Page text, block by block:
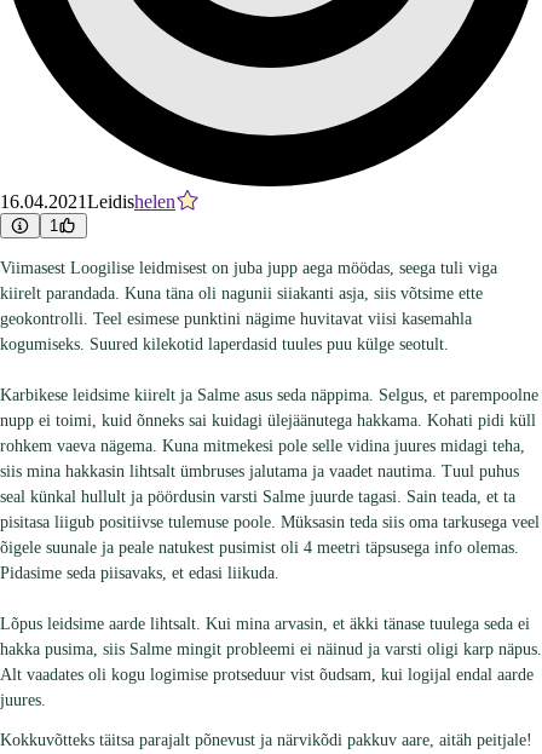
16.04.2021Leidishelen
1
Viimasest Loogilise leidmisest on juba jupp aega möödas, seega tuli viga
kiirelt parandada. Kuna täna oli nagunii siiakanti asja, siis võtsime ette
geokontrolli. Teel esimese punktini nägime huvitavat viisi kasemahla
kogumiseks. Suured kilekotid laperdasid tuules puu külge seotult.
Karbikese leidsime kiirelt ja Salme asus seda näppima. Selgus, et parempoolne
nupp ei toimi, kuid õnneks sai kuidagi ülejäänutega hakkama. Kohati pidi küll
rohkem vaeva nägema. Kuna mitmekesi pole selle vidina juures midagi teha,
siis mina hakkasin lihtsalt ümbruses jalutama ja vaadet nautima. Tuul puhus
seal künkal hullult ja pöördusin varsti Salme juurde tagasi. Sain teada, et ta
pisitasa liigub positiivse tulemuse poole. Müksasin teda siis oma tarkusega veel
õigele suunale ja peale natukest pusimist oli 4 meetri täpsusega info olemas.
Pidasime seda piisavaks, et edasi liikuda.
Lõpus leidsime aarde lihtsalt. Kui mina arvasin, et äkki tänase tuulega seda ei
hakka pusima, siis Salme mingit probleemi ei näinud ja varsti oligi karp näpus.
Alt vaadates oli kogu logimise protseduur vist õudsam, kui logijal endal aarde
juures.
Kokkuvõtteks täitsa parajalt põnevust ja närvikõdi pakkuv aare, aitäh peitjale!